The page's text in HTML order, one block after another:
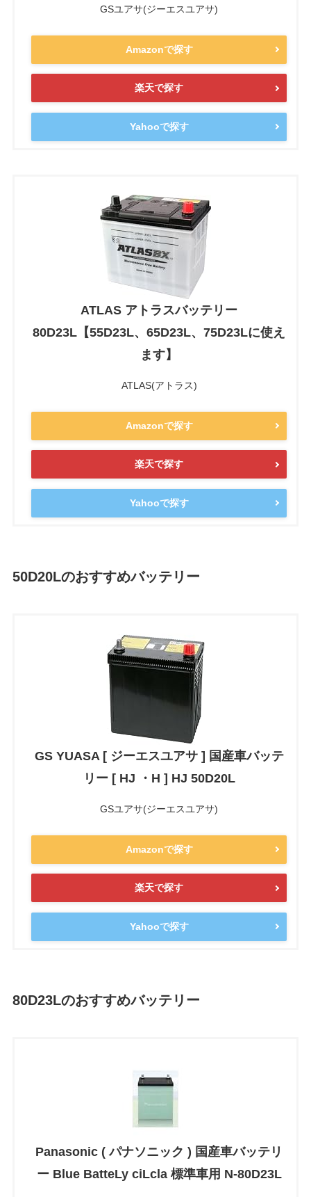
GSユアサ(ジーエスユアサ)
Amazonで探す
楽天で探す
Yahooで探す
ATLAS アトラスバッテリー
80D23L【55D23L、65D23L、75D23Lに使え
ます】
ATLAS(アトラス)
Amazonで探す
楽天で探す
Yahooで探す
50D20Lのおすすめバッテリー
GS YUASA [ ジーエスユアサ ] 国産車バッテ
リー [ HJ ・H ] HJ 50D20L
GSユアサ(ジーエスユアサ)
Amazonで探す
楽天で探す
Yahooで探す
80D23Lのおすすめバッテリー
Panasonic ( パナソニック ) 国産車バッテリ
ー Blue BatteLy ciLcla 標準車用 N-80D23L